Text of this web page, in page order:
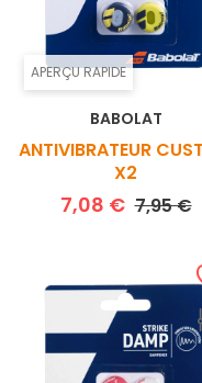
APERÇU RAPIDE
BABOLAT
ANTIVIBRATEUR
X2
7,08 € Prix de
7,95 €